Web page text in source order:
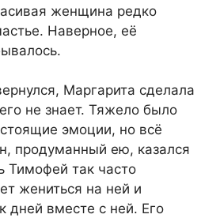
женщина редко
Наверное, её
Маргарита сделала
не знает. Тяжело было
эмоции, но всё
продуманный ею, казался
Тимофей так часто
жениться на ней и
дней вместе с ней. Его